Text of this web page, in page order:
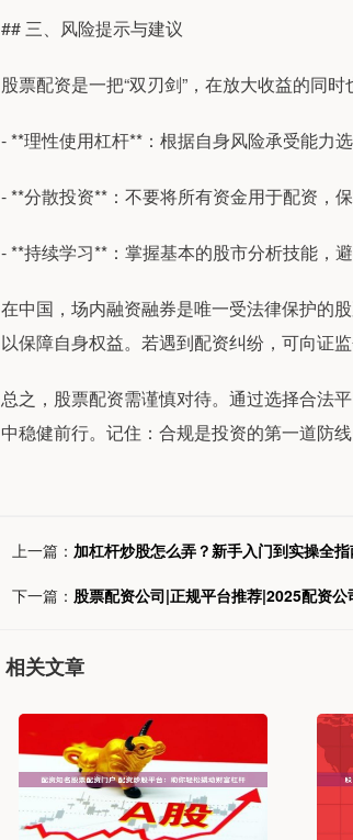
## 三、风险提示与建议
股票配资是一把“双刃剑”，在放大收益的同
- **理性使用杠杆**：根据自身风险承受能力
- **分散投资**：不要将所有资金用于配资，
- **持续学习**：掌握基本的股市分析技能，避
在中国，场内融资融券是唯一受法律保护的
以保障自身权益。若遇到配资纠纷，可向证
总之，股票配资需谨慎对待。通过选择合法
中稳健前行。记住：合规是投资的第一道防
上一篇： 加杠杆炒股怎么弄？新手入门到实操全
下一篇： 股票配资公司|正规平台推荐|2025配资公
相关文章